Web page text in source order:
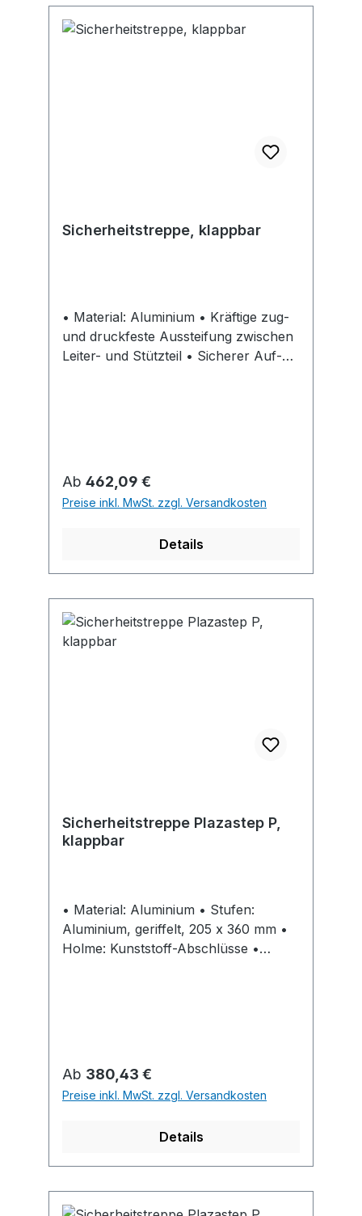
Sicherheitstreppe, klappbar
• Material: Aluminium • Kräftige zug-
und druckfeste Aussteifung zwischen
Leiter- und Stützteil • Sicherer Auf-
Regulärer Preis:
Ab 462,09 €
Preise inkl. MwSt. zzgl. Versandkosten
Details
Sicherheitstreppe Plazastep P,
klappbar
• Material: Aluminium • Stufen:
Aluminium, geriffelt, 205 x 360 mm •
Holme: Kunststoff-Abschlüsse •
Regulärer Preis:
Ab 380,43 €
Preise inkl. MwSt. zzgl. Versandkosten
Details